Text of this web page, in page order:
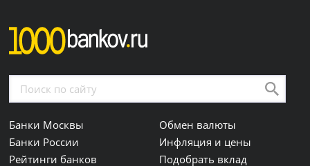
Банки Москвы
Банки России
Рейтинги банков
Обмен валюты
Инфляция и цены
Подобрать вклад